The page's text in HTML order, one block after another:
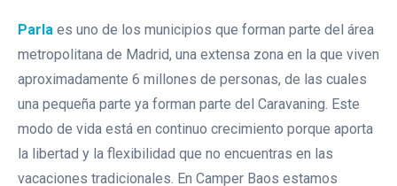
Parla es uno de los municipios que forman parte del área
metropolitana de Madrid, una extensa zona en la que viven
aproximadamente 6 millones de personas, de las cuales
una pequeña parte ya forman parte del Caravaning. Este
modo de vida está en continuo crecimiento porque aporta
la libertad y la flexibilidad que no encuentras en las
vacaciones tradicionales. En Camper Baos estamos